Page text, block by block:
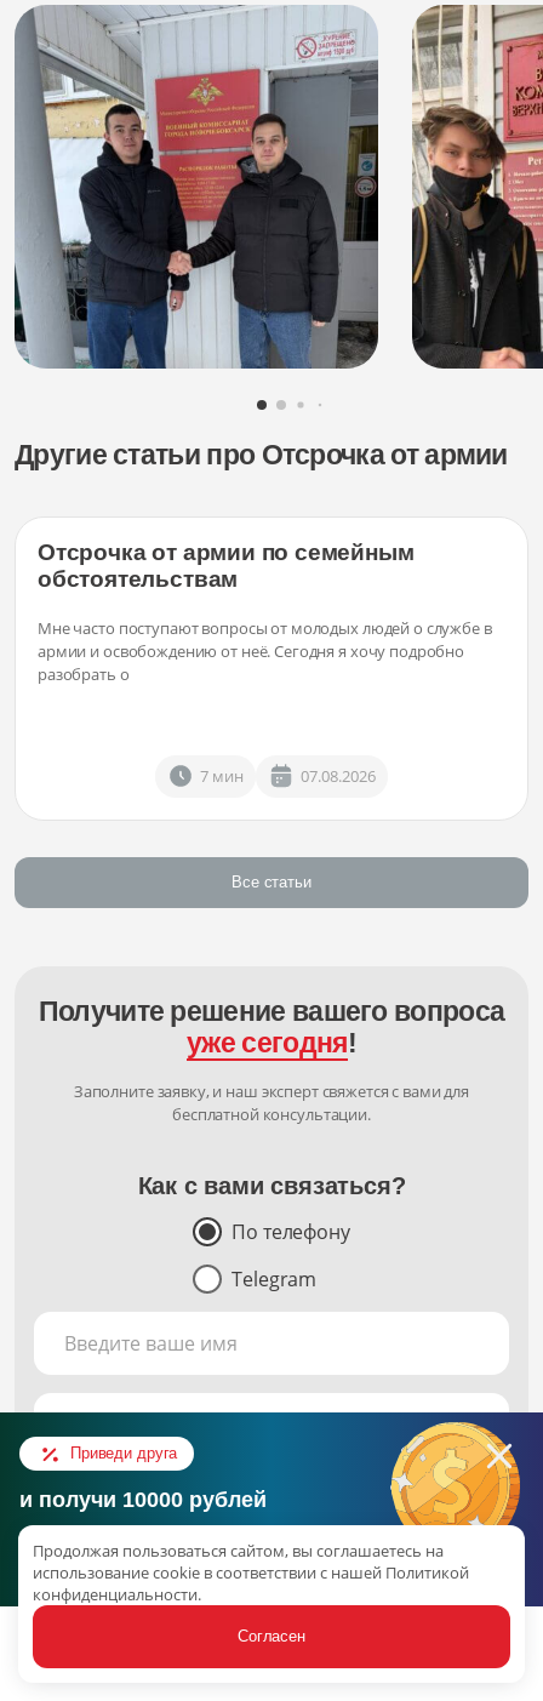
Приведи друга
и получи 10000 рублей
Об акции
Другие статьи про Отсрочка от армии
Отсрочка от армии по семейным
обстоятельствам
Мне часто поступают вопросы от молодых людей о службе в
армии и освобождению от неё. Сегодня я хочу подробно
разобрать о
7 мин 07.08.2026
Все статьи
Получите решение вашего вопроса
уже сегодня!
Заполните заявку, и наш эксперт свяжется с вами для
бесплатной консультации.
Как с вами связаться?
По телефону
Telegram
Введите ваше имя
Оставить заявку
Отправляя заявку вы соглашаетесь с политикой обработки
Статьи Услуги Связаться Акции Ещё
Консультация в Telegram
Продолжая пользоваться сайтом, вы соглашаетесь на
использование cookie в соответствии с нашей Политикой
конфиденциальности.
Согласен